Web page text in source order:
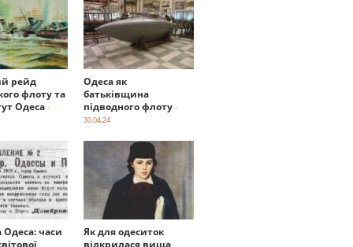
рейд
флоту та
Одеса -
Одеса як
батьківщина
підводного флоту -
30.04.24
Одеса: часи
Як для одеситок
відкрилася вища